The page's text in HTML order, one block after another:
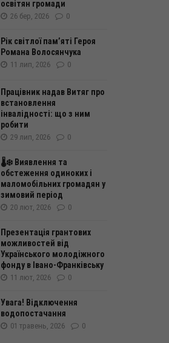
освітян громади
26 бер, 2026 0
Рік світлої пам’яті Героя
Романа Волосянчука
11 лип, 2026 0
Працівник надав Витяг про
встановлення
інвалідності: що з ним
робити
29 лип, 2026 0
🌡️❄️ Виявлення та
обстеження одиноких і
маломобільних громадян у
зимовий період
20 лют, 2026 0
Презентація грантових
можливостей від
Українського молодіжного
фонду в Івано-Франківську
11 лют, 2026 0
Увага! Відключення
водопостачання
01 травень, 2026 0